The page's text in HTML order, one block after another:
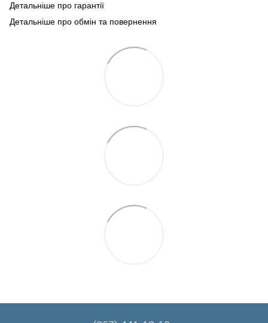
Детальніше про гарантії
Детальніше про обмін та повернення